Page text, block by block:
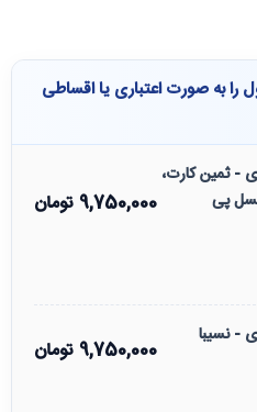
را به صورت اعتباری یا اقساطی
- ثمین کارت،
پی
9,750,000 تومان
- نسیبا
9,750,000 تومان